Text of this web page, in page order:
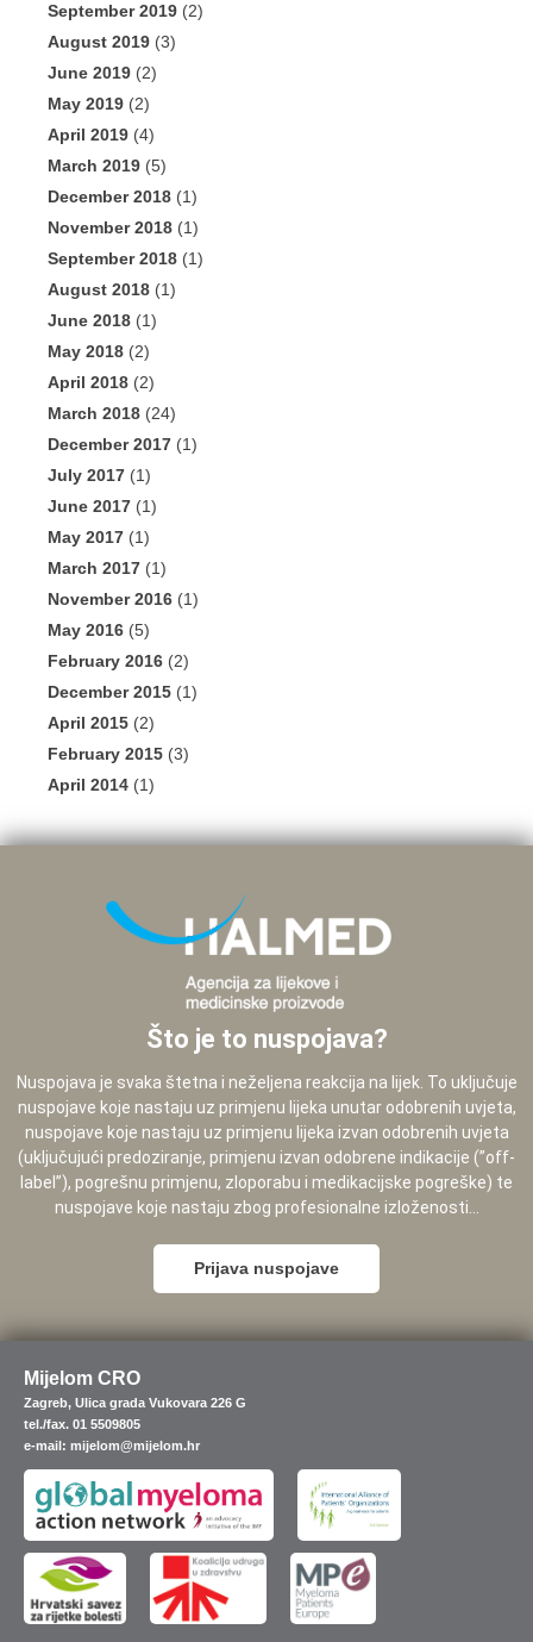
September 2019 (2)
August 2019 (3)
June 2019 (2)
May 2019 (2)
April 2019 (4)
March 2019 (5)
December 2018 (1)
November 2018 (1)
September 2018 (1)
August 2018 (1)
June 2018 (1)
May 2018 (2)
April 2018 (2)
March 2018 (24)
December 2017 (1)
July 2017 (1)
June 2017 (1)
May 2017 (1)
March 2017 (1)
November 2016 (1)
May 2016 (5)
February 2016 (2)
December 2015 (1)
April 2015 (2)
February 2015 (3)
April 2014 (1)
Što je to nuspojava?
Nuspojava je svaka štetna i neželjena reakcija na lijek. To uključuje
nuspojave koje nastaju uz primjenu lijeka unutar odobrenih uvjeta,
nuspojave koje nastaju uz primjenu lijeka izvan odobrenih uvjeta
(uključujući predoziranje, primjenu izvan odobrene indikacije (”off-
label”), pogrešnu primjenu, zloporabu i medikacijske pogreške) te
nuspojave koje nastaju zbog profesionalne izloženosti...
Prijava nuspojave
Mijelom CRO
Zagreb, Ulica grada Vukovara 226 G
tel./fax. 01 5509805
e-mail: mijelom@mijelom.hr